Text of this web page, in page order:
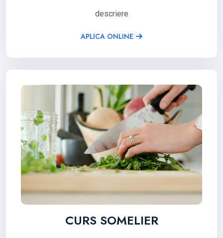
descriere
APLICA ONLINE
CURS SOMELIER